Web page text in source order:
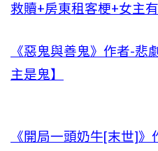
救贖+房東租客梗+女主有
《惡鬼與善鬼》作者-悲
主是鬼】
《開局一頭奶牛[末世]